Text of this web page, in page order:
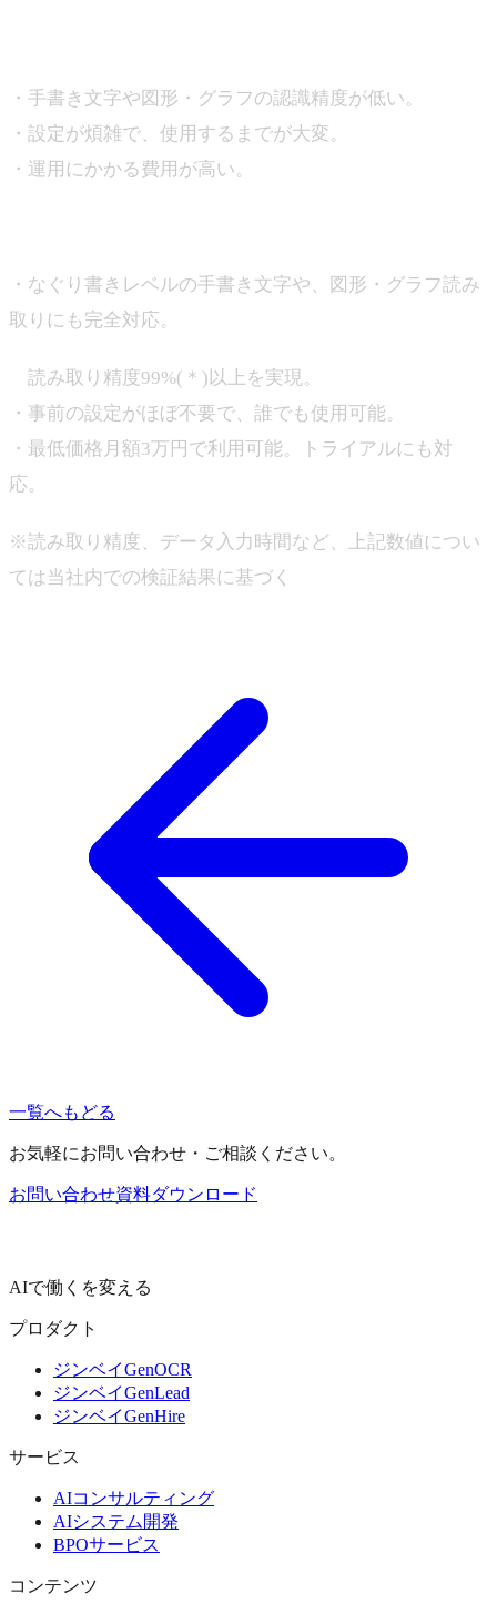
・手書き文字や図形・グラフの認識精度が低い。
・設定が煩雑で、使用するまでが大変。
・運用にかかる費用が高い。
・なぐり書きレベルの手書き文字や、図形・グラフ読み
取りにも完全対応。
読み取り精度99%(＊)以上を実現。
・事前の設定がほぼ不要で、誰でも使用可能。
・最低価格月額3万円で利用可能。トライアルにも対
応。
※読み取り精度、データ入力時間など、上記数値につい
ては当社内での検証結果に基づく
一覧へもどる
お気軽にお問い合わせ・ご相談ください。
お問い合わせ資料ダウンロード
AIで働くを変える
プロダクト
ジンベイGenOCR
ジンベイGenLead
ジンベイGenHire
サービス
AIコンサルティング
AIシステム開発
BPOサービス
コンテンツ